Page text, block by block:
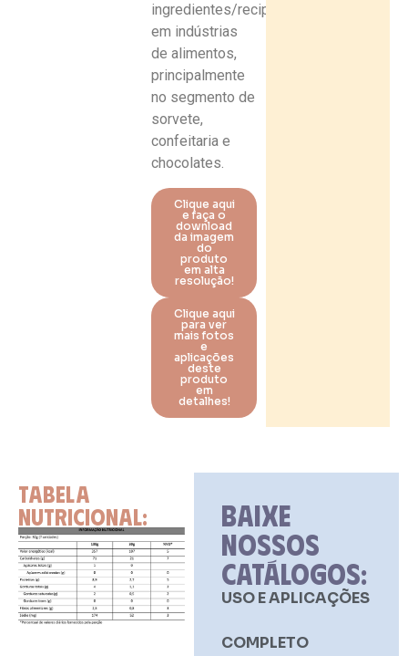
ingredientes/recipientes
em indústrias
de alimentos,
principalmente
no segmento de
sorvete,
confeitaria e
chocolates.
Clique aqui
e faça o
download
da imagem
do
produto
em alta
resolução!
Clique aqui
para ver
mais fotos
e
aplicações
deste
produto
em
detalhes!
BAIXE
NOSSOS
CATÁLOGOS:
USO E APLICAÇÕES
COMPLETO
TABELA
NUTRICIONAL: